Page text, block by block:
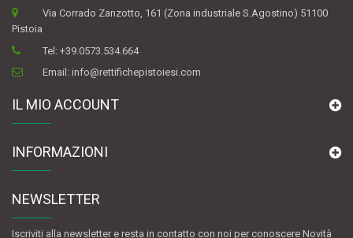
Via Corrado Zanzotto, 161 (Zona industriale S.Agostino) 51100
Pistoia
Tel:+39.0573.534.664
Email:info@rettifichepistoiesi.com
IL MIO ACCOUNT
INFORMAZIONI
NEWSLETTER
Iscriviti alla newsletter e resta in contatto con noi per conoscere Novità